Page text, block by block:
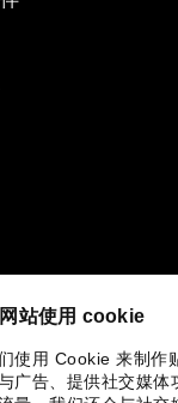
站使用 cookie
使用 Cookie 来制作
广告、提供社交媒体